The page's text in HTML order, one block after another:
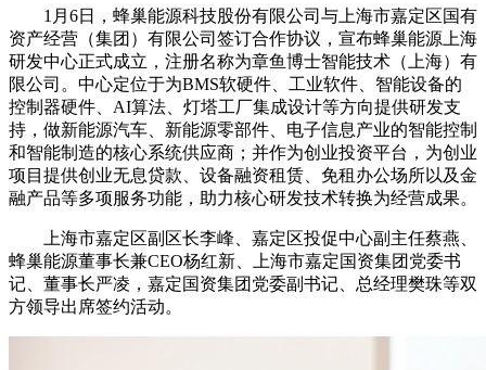
1月6日，蜂巢能源科技股份有限公司与上海市嘉定区国有
资产经营（集团）有限公司签订合作协议，宣布蜂巢能源上海
研发中心正式成立，注册名称为章鱼博士智能技术（上海）有
限公司。中心定位于为BMS软硬件、工业软件、智能设备的
控制器硬件、AI算法、灯塔工厂集成设计等方向提供研发支
持，做新能源汽车、新能源零部件、电子信息产业的智能控制
和智能制造的核心系统供应商；并作为创业投资平台，为创业
项目提供创业无息贷款、设备融资租赁、免租办公场所以及金
融产品等多项服务功能，助力核心研发技术转换为经营成果。
上海市嘉定区副区长李峰、嘉定区投促中心副主任蔡燕、
蜂巢能源董事长兼CEO杨红新、上海市嘉定国资集团党委书
记、董事长严凌，嘉定国资集团党委副书记、总经理樊珠等双
方领导出席签约活动。